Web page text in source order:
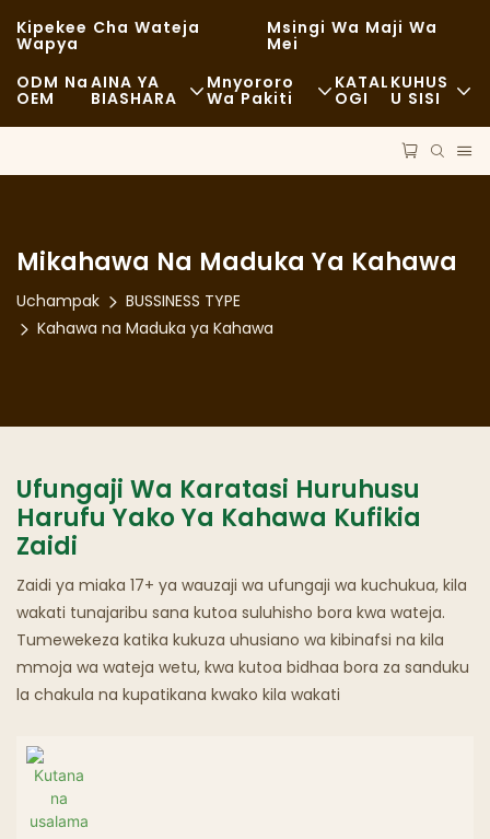
Kipekee Cha Wateja
Wapya
Msingi Wa Maji Wa
Mei
ODM Na
OEM
AINA YA
BIASHARA
Kahawa Na Maduka Ya Kahawa
Kijiko Chenye Mafuta
Mikahawa Ya Mizimu
Mnyororo
Wa Pakiti
Teknolojia
KATAL
OGI
KUHUS
U SISI
Habari
Mikahawa Na Maduka Ya Kahawa
Uchampak
BUSSINESS TYPE
Kahawa na Maduka ya Kahawa
Ufungaji Wa Karatasi Huruhusu
Harufu Yako Ya Kahawa Kufikia
Zaidi
Zaidi ya miaka 17+ ya wauzaji wa ufungaji wa kuchukua, kila
wakati tunajaribu sana kutoa suluhisho bora kwa wateja.
Tumewekeza katika kukuza uhusiano wa kibinafsi na kila
mmoja wa wateja wetu, kwa kutoa bidhaa bora za sanduku
la chakula na kupatikana kwako kila wakati